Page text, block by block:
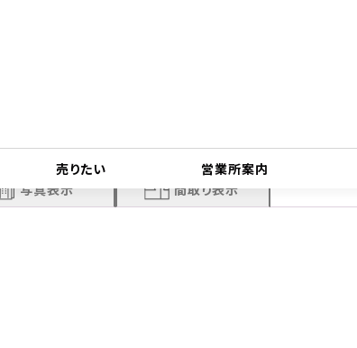
売りたい 営業所案内
写真表示 間取り表示